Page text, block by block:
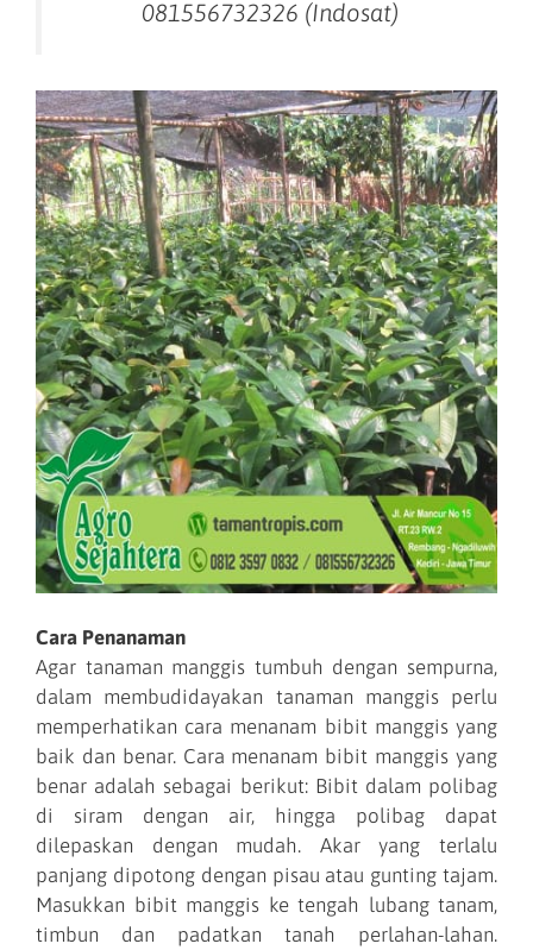
081556732326 (Indosat)
Cara Penanaman
Agar tanaman manggis tumbuh dengan sempurna,
dalam membudidayakan tanaman manggis perlu
memperhatikan cara menanam bibit manggis yang
baik dan benar. Cara menanam bibit manggis yang
benar adalah sebagai berikut: Bibit dalam polibag
di siram dengan air, hingga polibag dapat
dilepaskan dengan mudah. Akar yang terlalu
panjang dipotong dengan pisau atau gunting tajam.
Masukkan bibit manggis ke tengah lubang tanam,
timbun dan padatkan tanah perlahan-lahan.